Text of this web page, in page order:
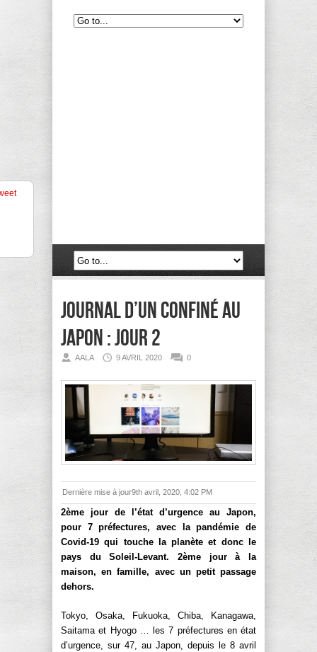
Journal d’un confiné au
Japon : jour 2
AALA 9 AVRIL 2020 0
Dernière mise à jour9th avril, 2020, 4:02 PM
2ème jour de l’état d’urgence au Japon,
pour 7 préfectures, avec la pandémie de
Covid-19 qui touche la planète et donc le
pays du Soleil-Levant. 2ème jour à la
maison, en famille, avec un petit passage
dehors.
Tokyo, Osaka, Fukuoka, Chiba, Kanagawa,
Saitama et Hyogo … les 7 préfectures en état
d’urgence, sur 47, au Japon, depuis le 8 avril